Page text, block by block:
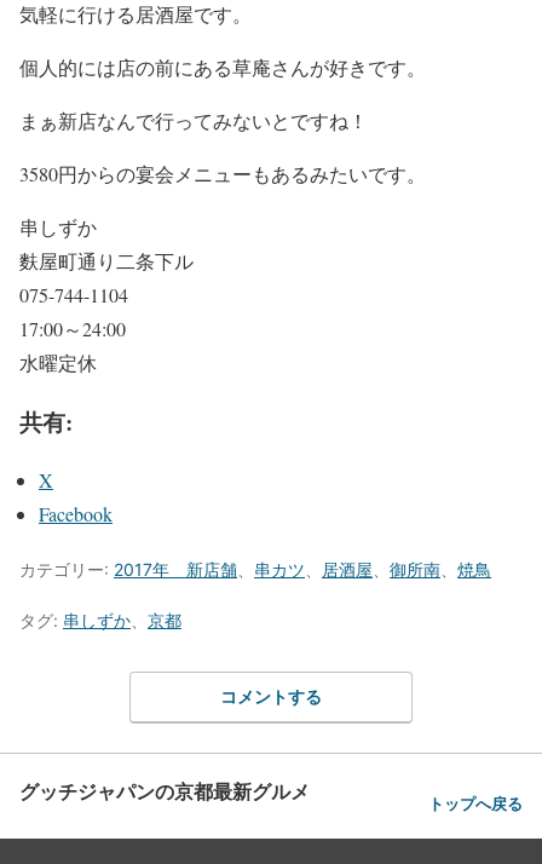
気軽に行ける居酒屋です。
個人的には店の前にある草庵さんが好きです。
まぁ新店なんで行ってみないとですね！
3580円からの宴会メニューもあるみたいです。
串しずか
麩屋町通り二条下ル
075-744-1104
17:00～24:00
水曜定休
共有:
X
Facebook
カテゴリー: 2017年 新店舗、 串カツ、 居酒屋、 御所南、 焼鳥
タグ: 串しずか、 京都
コメントする
グッチジャパンの京都最新グルメ トップへ戻る